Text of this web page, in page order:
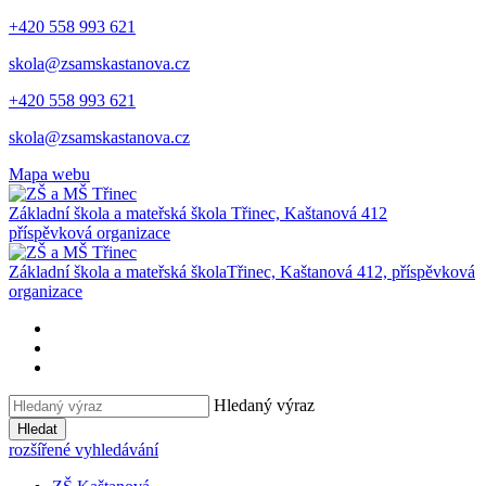
+420 558 993 621
skola@zsamskastanova.cz
+420 558 993 621
skola@zsamskastanova.cz
Mapa webu
Základní škola a mateřská škola Třinec, Kaštanová 412
příspěvková organizace
Základní škola a mateřská školaTřinec, Kaštanová 412, příspěvková
organizace
Hledaný výraz
Hledat
rozšířené vyhledávání